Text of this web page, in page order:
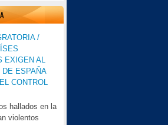
/
EXIGEN AL
ESPAÑA
CONTROL
hallados en la
violentos